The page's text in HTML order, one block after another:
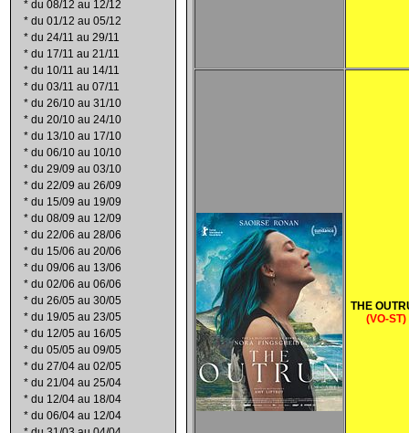
* du 08/12 au 12/12
* du 01/12 au 05/12
* du 24/11 au 29/11
* du 17/11 au 21/11
* du 10/11 au 14/11
* du 03/11 au 07/11
* du 26/10 au 31/10
* du 20/10 au 24/10
* du 13/10 au 17/10
* du 06/10 au 10/10
* du 29/09 au 03/10
* du 22/09 au 26/09
* du 15/09 au 19/09
* du 08/09 au 12/09
* du 22/06 au 28/06
* du 15/06 au 20/06
* du 09/06 au 13/06
* du 02/06 au 06/06
* du 26/05 au 30/05
* du 19/05 au 23/05
* du 12/05 au 16/05
* du 05/05 au 09/05
* du 27/04 au 02/05
* du 21/04 au 25/04
* du 12/04 au 18/04
* du 06/04 au 12/04
THE
(VO-ST)